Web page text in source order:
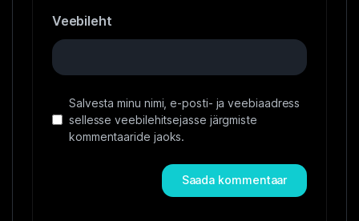
Veebileht
Salvesta minu nimi, e-posti- ja veebiaadress
sellesse veebilehitsejasse järgmiste
kommentaaride jaoks.